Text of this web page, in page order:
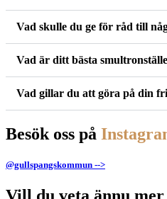
Vad skulle du ge för råd till
Vad är ditt bästa
Vad gillar du att göra på din
Besök oss på
@gullspangskommun -->